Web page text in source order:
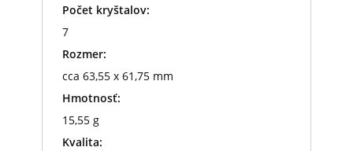
Počet kryštalov:
7
Rozmer:
cca 63,55 x 61,75 mm
Hmotnosť:
15,55 g
Kvalita: